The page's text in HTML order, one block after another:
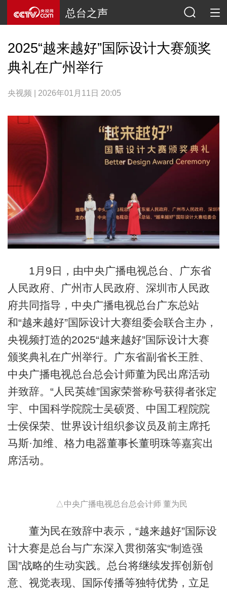
总台之声
2025“越来越好”国际设计大赛颁奖
典礼在广州举行
央视频 | 2026年01月11日 20:05
1月9日，由中央广播电视总台、广东省
人民政府、广州市人民政府、深圳市人民政
府共同指导，中央广播电视总台广东总站
和“越来越好”国际设计大赛组委会联合主办，
央视频打造的2025“越来越好”国际设计大赛
颁奖典礼在广州举行。广东省副省长王胜、
中央广播电视总台总会计师董为民出席活动
并致辞。“人民英雄”国家荣誉称号获得者张定
宇、中国科学院院士吴硕贤、中国工程院院
士侯保荣、世界设计组织参议员及前主席托
马斯·加维、格力电器董事长董明珠等嘉宾出
席活动。
△中央广播电视总台总会计师 董为民
董为民在致辞中表示，“越来越好”国际设
计大赛是总台与广东深入贯彻落实“制造强
国”战略的生动实践。总台将继续发挥创新创
意、视觉表现、国际传播等独特优势，立足